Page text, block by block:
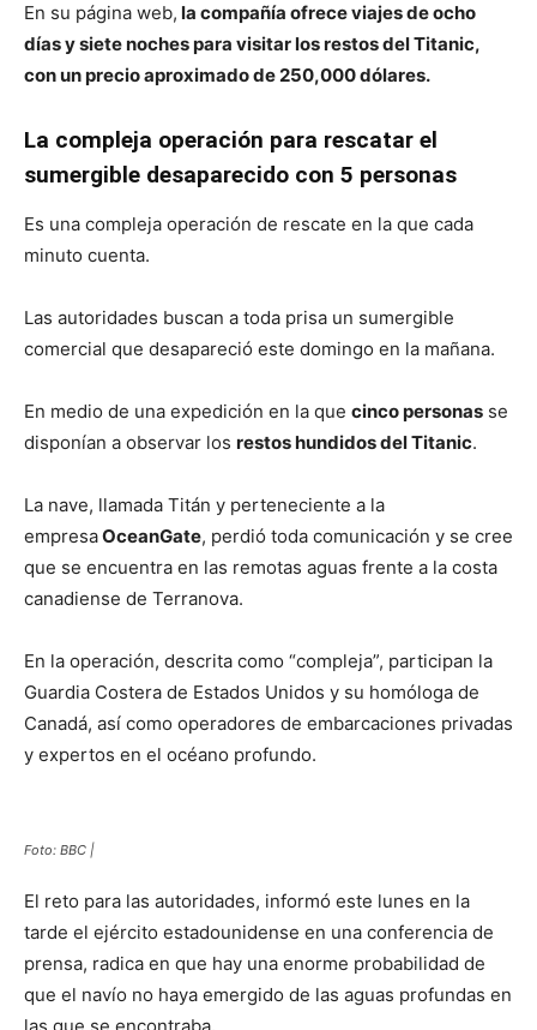
En su página web, la compañía ofrece viajes de ocho
días y siete noches para visitar los restos del Titanic,
con un precio aproximado de 250,000 dólares.
La compleja operación para rescatar el
sumergible desaparecido con 5 personas
Es una compleja operación de rescate en la que cada
minuto cuenta.
Las autoridades buscan a toda prisa un sumergible
comercial que desapareció este domingo en la mañana.
En medio de una expedición en la que cinco personas se
disponían a observar los restos hundidos del Titanic.
La nave, llamada Titán y perteneciente a la
empresaOceanGate, perdió toda comunicación y se cree
que se encuentra en las remotas aguas frente a la costa
canadiense de Terranova.
En la operación, descrita como “compleja”, participan la
Guardia Costera de Estados Unidos y su homóloga de
Canadá, así como operadores de embarcaciones privadas
y expertos en el océano profundo.
Foto: BBC |
El reto para las autoridades, informó este lunes en la
tarde el ejército estadounidense en una conferencia de
prensa, radica en que hay una enorme probabilidad de
que el navío no haya emergido de las aguas profundas en